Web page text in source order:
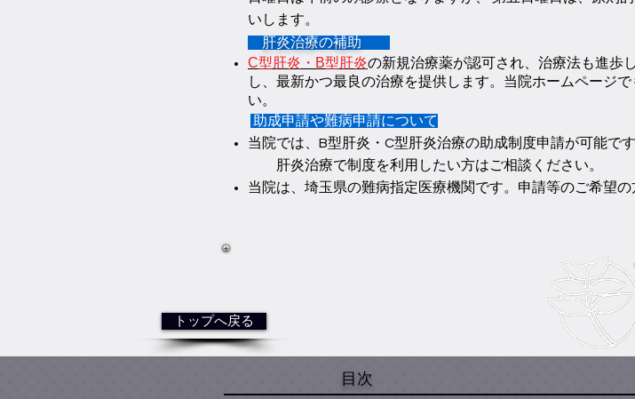
いします。
肝炎治療の補助
C型肝炎・B型肝炎の新規治療薬が認可され、治療法も進歩
し、最新かつ最良の治療を提供します。当院ホームページ
い。
助成申請や難病申請について
当院では、B型肝炎・C型肝炎治療の助成制度申請が可能で
肝炎治療で制度を利用したい方はご相談ください。
当院は、埼玉県の難病指定医療機関です。申請等のご希望の
トップへ戻る
目次